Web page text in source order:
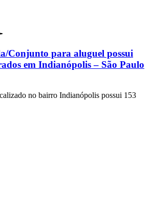
Conjunto para aluguel possui
em Indianópolis – São Paulo
no bairro Indianópolis possui 153